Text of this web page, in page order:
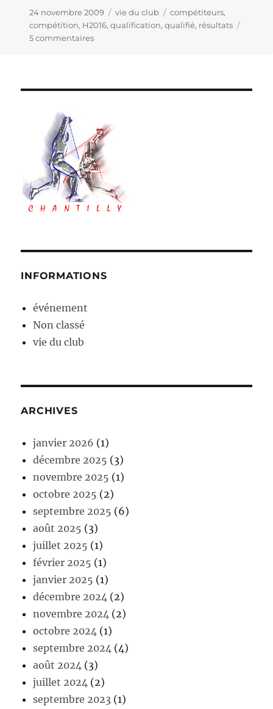
Publié
le
24 novembre 2009 Catégories
vie du club Étiquettes
compétiteurs,
compétition, H2016, qualification, qualifié, résultats
5 commentairessur
INFORMATIONS
événement
Non classé
vie du club
ARCHIVES
janvier 2026 (1)
décembre 2025 (3)
novembre 2025 (1)
octobre 2025 (2)
septembre 2025 (6)
août 2025 (3)
juillet 2025 (1)
février 2025 (1)
janvier 2025 (1)
décembre 2024 (2)
novembre 2024 (2)
octobre 2024 (1)
septembre 2024 (4)
août 2024 (3)
juillet 2024 (2)
septembre 2023 (1)